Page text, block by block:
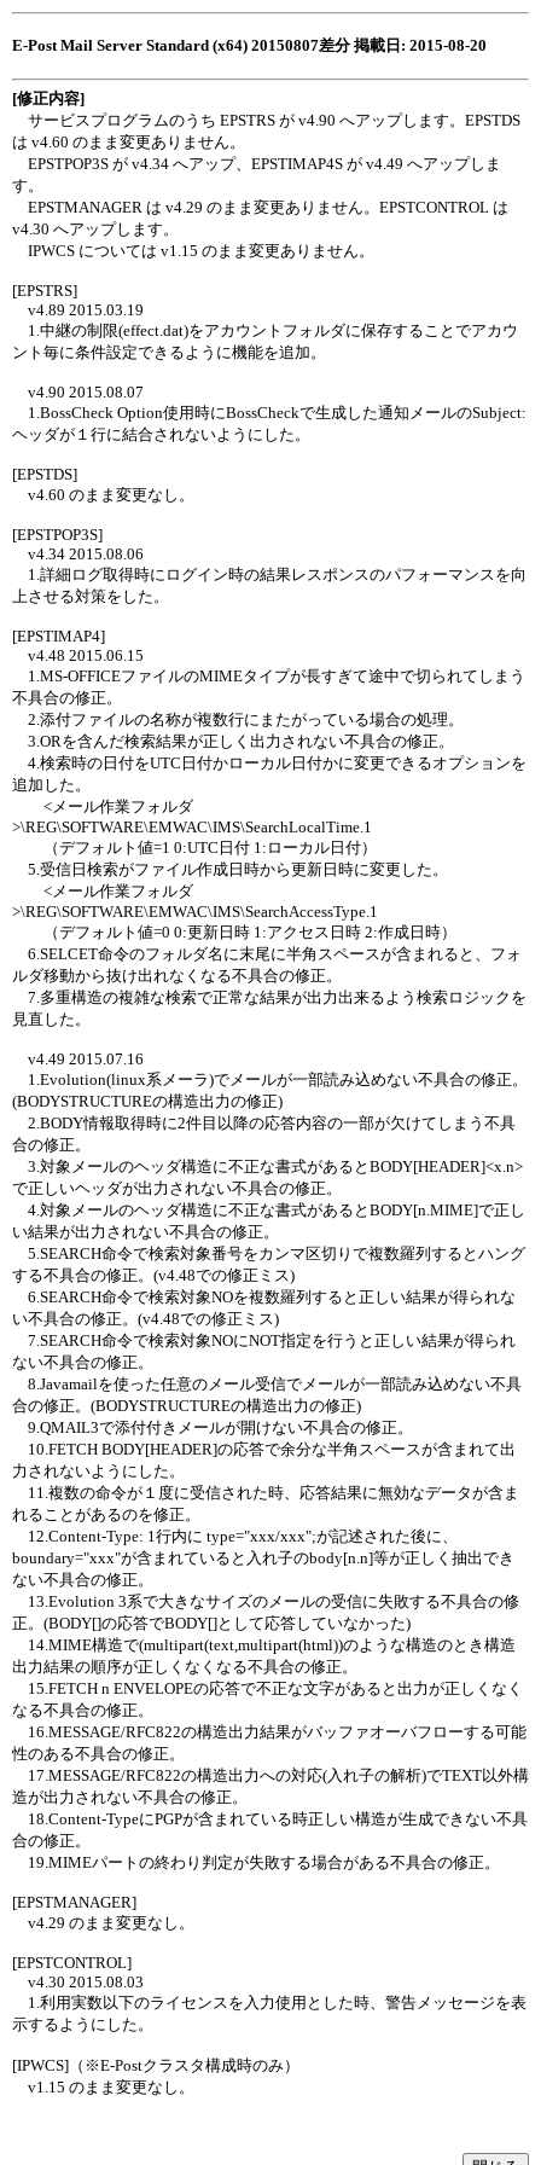
E-Post Mail Server Standard (x64) 20150807差分 掲載日: 2015-08-20
[修正内容]
サービスプログラムのうち EPSTRS が v4.90 へアップします。EPSTDS
は v4.60 のまま変更ありません。
EPSTPOP3S が v4.34 へアップ、EPSTIMAP4S が v4.49 へアップしま
す。
EPSTMANAGER は v4.29 のまま変更ありません。EPSTCONTROL は
v4.30 へアップします。
IPWCS については v1.15 のまま変更ありません。
[EPSTRS]
v4.89 2015.03.19
1.中継の制限(effect.dat)をアカウントフォルダに保存することでアカウ
ント毎に条件設定できるように機能を追加。
v4.90 2015.08.07
1.BossCheck Option使用時にBossCheckで生成した通知メールのSubject:
ヘッダが１行に結合されないようにした。
[EPSTDS]
v4.60 のまま変更なし。
[EPSTPOP3S]
v4.34 2015.08.06
1.詳細ログ取得時にログイン時の結果レスポンスのパフォーマンスを向
上させる対策をした。
[EPSTIMAP4]
v4.48 2015.06.15
1.MS-OFFICEファイルのMIMEタイプが長すぎて途中で切られてしまう
不具合の修正。
2.添付ファイルの名称が複数行にまたがっている場合の処理。
3.ORを含んだ検索結果が正しく出力されない不具合の修正。
4.検索時の日付をUTC日付かローカル日付かに変更できるオプションを
追加した。
<メール作業フォルダ
>\REG\SOFTWARE\EMWAC\IMS\SearchLocalTime.1
（デフォルト値=1 0:UTC日付 1:ローカル日付）
5.受信日検索がファイル作成日時から更新日時に変更した。
<メール作業フォルダ
>\REG\SOFTWARE\EMWAC\IMS\SearchAccessType.1
（デフォルト値=0 0:更新日時 1:アクセス日時 2:作成日時）
6.SELCET命令のフォルダ名に末尾に半角スペースが含まれると、フォ
ルダ移動から抜け出れなくなる不具合の修正。
7.多重構造の複雑な検索で正常な結果が出力出来るよう検索ロジックを
見直した。
v4.49 2015.07.16
1.Evolution(linux系メーラ)でメールが一部読み込めない不具合の修正。
(BODYSTRUCTUREの構造出力の修正)
2.BODY情報取得時に2件目以降の応答内容の一部が欠けてしまう不具
合の修正。
3.対象メールのヘッダ構造に不正な書式があるとBODY[HEADER]<x.n>
で正しいヘッダが出力されない不具合の修正。
4.対象メールのヘッダ構造に不正な書式があるとBODY[n.MIME]で正し
い結果が出力されない不具合の修正。
5.SEARCH命令で検索対象番号をカンマ区切りで複数羅列するとハング
する不具合の修正。(v4.48での修正ミス)
6.SEARCH命令で検索対象NOを複数羅列すると正しい結果が得られな
い不具合の修正。(v4.48での修正ミス)
7.SEARCH命令で検索対象NOにNOT指定を行うと正しい結果が得られ
ない不具合の修正。
8.Javamailを使った任意のメール受信でメールが一部読み込めない不具
合の修正。(BODYSTRUCTUREの構造出力の修正)
9.QMAIL3で添付付きメールが開けない不具合の修正。
10.FETCH BODY[HEADER]の応答で余分な半角スペースが含まれて出
力されないようにした。
11.複数の命令が１度に受信された時、応答結果に無効なデータが含ま
れることがあるのを修正。
12.Content-Type: 1行内に type="xxx/xxx";が記述された後に、
boundary="xxx"が含まれていると入れ子のbody[n.n]等が正しく抽出でき
ない不具合の修正。
13.Evolution 3系で大きなサイズのメールの受信に失敗する不具合の修
正。(BODY[]の応答でBODY[]として応答していなかった)
14.MIME構造で(multipart(text,multipart(html))のような構造のとき構造
出力結果の順序が正しくなくなる不具合の修正。
15.FETCH n ENVELOPEの応答で不正な文字があると出力が正しくなく
なる不具合の修正。
16.MESSAGE/RFC822の構造出力結果がバッファオーバフローする可能
性のある不具合の修正。
17.MESSAGE/RFC822の構造出力への対応(入れ子の解析)でTEXT以外構
造が出力されない不具合の修正。
18.Content-TypeにPGPが含まれている時正しい構造が生成できない不具
合の修正。
19.MIMEパートの終わり判定が失敗する場合がある不具合の修正。
[EPSTMANAGER]
v4.29 のまま変更なし。
[EPSTCONTROL]
v4.30 2015.08.03
1.利用実数以下のライセンスを入力使用とした時、警告メッセージを表
示するようにした。
[IPWCS]（※E-Postクラスタ構成時のみ）
v1.15 のまま変更なし。